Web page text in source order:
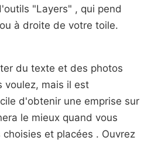
"Layers" , qui pend
à droite de votre toile.
du texte et des photos
voulez, mais il est
d'obtenir une emprise sur
le mieux quand vous
et placées . Ouvrez